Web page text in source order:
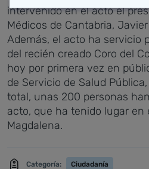
intervenido en el acto el
Médicos de Cantabria,
Además, el acto ha servicio
del recién creado Coro del
hoy por primera vez en
de Servicio de Salud
total, unas 200 personas
acto, que ha tenido lugar en
Magdalena.
Categoría: Ciudadanía